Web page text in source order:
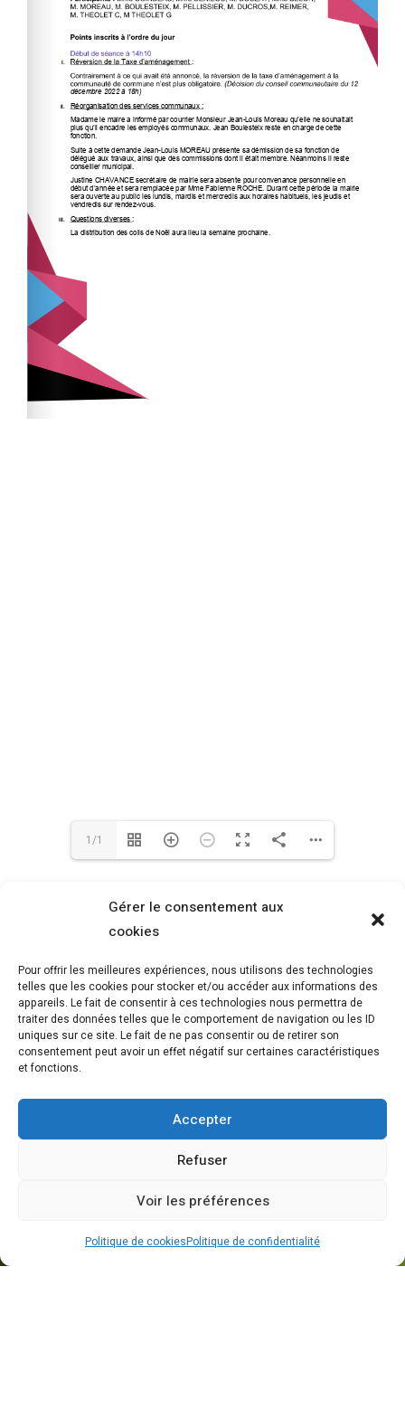
Gérer le consentement aux
cookies
Pour offrir les meilleures expériences, nous utilisons des technologies
telles que les cookies pour stocker et/ou accéder aux informations des
appareils. Le fait de consentir à ces technologies nous permettra de
traiter des données telles que le comportement de navigation ou les ID
uniques sur ce site. Le fait de ne pas consentir ou de retirer son
consentement peut avoir un effet négatif sur certaines caractéristiques
et fonctions.
Accepter
Refuser
Voir les préférences
Politique de cookiesPolitique de confidentialité
1/1
Horaires Mairie
Lundi: 9h00 - 12h00